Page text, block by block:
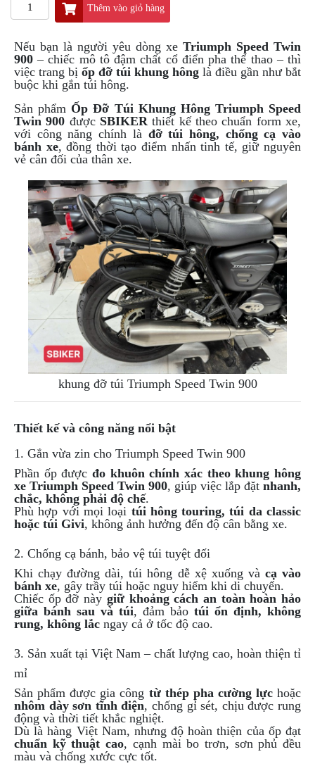
GIVI
ZR
ĐỒ
CHƠI
XE
PHỤ
KIỆN
XSR
155
ÁO
GIVI
GĂNG
TAY
MOTO
DƯỠNG
SÊN
TÚI
ĐEO
GIVI
GIÀY
GIÁP
TAI
NGHE
GẮN
MŨ
BẢO
BỘ
VÁ
XE
STOP
AND
PHỤ
KIỆN
MOTOWOLF
KẸP
ĐIỆN
THOẠI
XE
Thêm vào giỏ hàng
Nếu bạn là người yêu dòng xe Triumph Speed Twin
900 – chiếc mô tô đậm chất cổ điển pha thể thao – thì
việc trang bị ốp đỡ túi khung hông là điều gần như bắt
buộc khi gắn túi hông.
Sản phẩm Ốp Đỡ Túi Khung Hông Triumph Speed
Twin 900 được SBIKER thiết kế theo chuẩn form xe,
với công năng chính là đỡ túi hông, chống cạ vào
bánh xe, đồng thời tạo điểm nhấn tinh tế, giữ nguyên
vẻ cân đối của thân xe.
khung đỡ túi Triumph Speed Twin 900
Thiết kế và công năng nổi bật
1. Gắn vừa zin cho Triumph Speed Twin 900
Phần ốp được đo khuôn chính xác theo khung hông
xe Triumph Speed Twin 900, giúp việc lắp đặt nhanh,
chắc, không phải độ chế.
Phù hợp với mọi loại túi hông touring, túi da classic
hoặc túi Givi, không ảnh hưởng đến độ cân bằng xe.
2. Chống cạ bánh, bảo vệ túi tuyệt đối
Khi chạy đường dài, túi hông dễ xệ xuống và cạ vào
bánh xe, gây trầy túi hoặc nguy hiểm khi di chuyển.
Chiếc ốp đỡ này giữ khoảng cách an toàn hoàn hảo
giữa bánh sau và túi, đảm bảo túi ổn định, không
rung, không lắc ngay cả ở tốc độ cao.
3. Sản xuất tại Việt Nam – chất lượng cao, hoàn thiện tỉ
mỉ
Sản phẩm được gia công từ thép pha cường lựchoặc
nhôm dày sơn tĩnh điện, chống gỉ sét, chịu được rung
động và thời tiết khắc nghiệt.
Dù là hàng Việt Nam, nhưng độ hoàn thiện của ốp đạt
chuẩn kỹ thuật cao, cạnh mài bo trơn, sơn phủ đều
màu và chống xước cực tốt.